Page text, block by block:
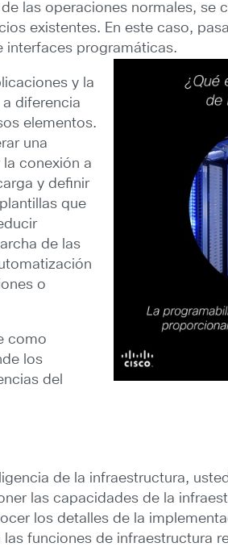
las operaciones normales, se
existentes. En este caso,
interfaces programáticas.
y la
diferencia
elementos.
una
conexión a
y definir
que
de las
o
como
los
del
de la infraestructura,
las capacidades de la
los detalles de la
funciones de infraestructura